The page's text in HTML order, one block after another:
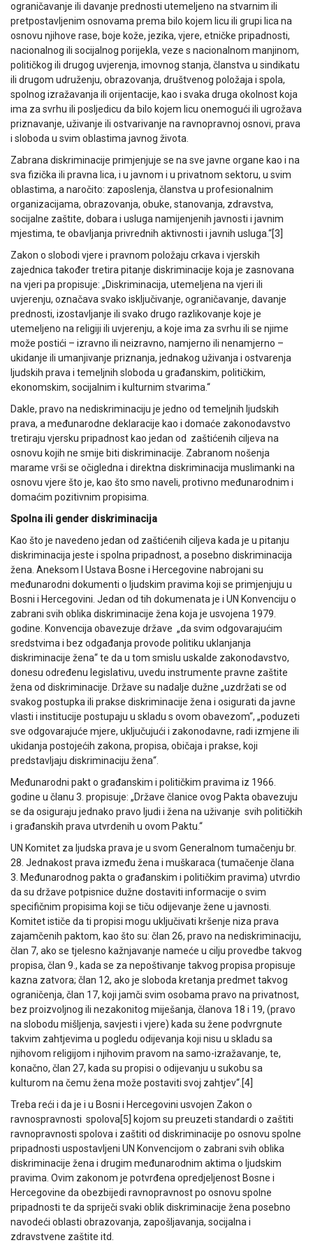
ograničavanje ili davanje prednosti utemeljeno na stvarnim ili
pretpostavljenim osnovama prema bilo kojem licu ili grupi lica na
osnovu njihove rase, boje kože, jezika, vjere, etničke pripadnosti,
nacionalnog ili socijalnog porijekla, veze s nacionalnom manjinom,
političkog ili drugog uvjerenja, imovnog stanja, članstva u sindikatu
ili drugom udruženju, obrazovanja, društvenog položaja i spola,
spolnog izražavanja ili orijentacije, kao i svaka druga okolnost koja
ima za svrhu ili posljedicu da bilo kojem licu onemogući ili ugrožava
priznavanje, uživanje ili ostvarivanje na ravnopravnoj osnovi, prava
i sloboda u svim oblastima javnog života.
Zabrana diskriminacije primjenjuje se na sve javne organe kao i na
sva fizička ili pravna lica, i u javnom i u privatnom sektoru, u svim
oblastima, a naročito: zaposlenja, članstva u profesionalnim
organizacijama, obrazovanja, obuke, stanovanja, zdravstva,
socijalne zaštite, dobara i usluga namijenjenih javnosti i javnim
mjestima, te obavljanja privrednih aktivnosti i javnih usluga.“[3]
Zakon o slobodi vjere i pravnom položaju crkava i vjerskih
zajednica također tretira pitanje diskriminacije koja je zasnovana
na vjeri pa propisuje: „Diskriminacija, utemeljena na vjeri ili
uvjerenju, označava svako isključivanje, ograničavanje, davanje
prednosti, izostavljanje ili svako drugo razlikovanje koje je
utemeljeno na religiji ili uvjerenju, a koje ima za svrhu ili se njime
može postići – izravno ili neizravno, namjerno ili nenamjerno –
ukidanje ili umanjivanje priznanja, jednakog uživanja i ostvarenja
ljudskih prava i temeljnih sloboda u građanskim, političkim,
ekonomskim, socijalnim i kulturnim stvarima.“
Dakle, pravo na nediskriminaciju je jedno od temeljnih ljudskih
prava, a međunarodne deklaracije kao i domaće zakonodavstvo
tretiraju vjersku pripadnost kao jedan od zaštićenih ciljeva na
osnovu kojih ne smije biti diskriminacije. Zabranom nošenja
marame vrši se očigledna i direktna diskriminacija muslimanki na
osnovu vjere što je, kao što smo naveli, protivno međunarodnim i
domaćim pozitivnim propisima.
Spolna ili gender diskriminacija
Kao što je navedeno jedan od zaštićenih ciljeva kada je u pitanju
diskriminacija jeste i spolna pripadnost, a posebno diskriminacija
žena. Aneksom I Ustava Bosne i Hercegovine nabrojani su
međunarodni dokumenti o ljudskim pravima koji se primjenjuju u
Bosni i Hercegovini. Jedan od tih dokumenata je i UN Konvenciju o
zabrani svih oblika diskriminacije žena koja je usvojena 1979.
godine. Konvencija obavezuje države „da svim odgovarajućim
sredstvima i bez odgađanja provode politiku uklanjanja
diskriminacije žena“ te da u tom smislu uskalde zakonodavstvo,
donesu određenu legislativu, uvedu instrumente pravne zaštite
žena od diskriminacije. Države su nadalje dužne „uzdržati se od
svakog postupka ili prakse diskriminacije žena i osigurati da javne
vlasti i institucije postupaju u skladu s ovom obavezom“, „poduzeti
sve odgovarajuće mjere, uključujući i zakonodavne, radi izmjene ili
ukidanja postojećih zakona, propisa, običaja i prakse, koji
predstavljaju diskriminaciju žena“.
Međunarodni pakt o građanskim i političkim pravima iz 1966.
godine u članu 3. propisuje: „Države članice ovog Pakta obavezuju
se da osiguraju jednako pravo ljudi i žena na uživanje svih političkih
i građanskih prava utvrdenih u ovom Paktu.“
UN Komitet za ljudska prava je u svom Generalnom tumačenju br.
28. Jednakost prava između žena i muškaraca (tumačenje člana
3. Međunarodnog pakta o građanskim i političkim pravima) utvrdio
da su države potpisnice dužne dostaviti informacije o svim
specifičnim propisima koji se tiču odijevanje žene u javnosti.
Komitet ističe da ti propisi mogu uključivati kršenje niza prava
zajamčenih paktom, kao što su: član 26, pravo na nediskriminaciju,
član 7, ako se tjelesno kažnjavanje nameće u cilju provedbe takvog
propisa, član 9., kada se za nepoštivanje takvog propisa propisuje
kazna zatvora; član 12, ako je sloboda kretanja predmet takvog
ograničenja, član 17, koji jamči svim osobama pravo na privatnost,
bez proizvoljnog ili nezakonitog miješanja, članova 18 i 19, (pravo
na slobodu mišljenja, savjesti i vjere) kada su žene podvrgnute
takvim zahtjevima u pogledu odijevanja koji nisu u skladu sa
njihovom religijom i njihovim pravom na samo-izražavanje, te,
konačno, član 27, kada su propisi o odijevanju u sukobu sa
kulturom na čemu žena može postaviti svoj zahtjev“.[4]
Treba reći i da je i u Bosni i Hercegovini usvojen Zakon o
ravnospravnosti spolova[5] kojom su preuzeti standardi o zaštiti
ravnopravnosti spolova i zaštiti od diskriminacije po osnovu spolne
pripadnosti uspostavljeni UN Konvencijom o zabrani svih oblika
diskriminacije žena i drugim međunarodnim aktima o ljudskim
pravima. Ovim zakonom je potvrđena opredjeljenost Bosne i
Hercegovine da obezbijedi ravnopravnost po osnovu spolne
pripadnosti te da spriječi svaki oblik diskriminacije žena posebno
navodeći oblasti obrazovanja, zapošljavanja, socijalna i
zdravstvene zaštite itd.